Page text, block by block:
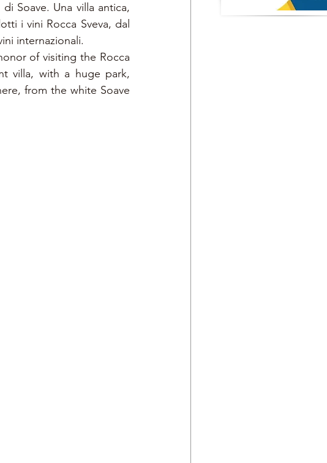
Soave. Una villa antica,
i vini Rocca Sveva, dal
internazionali.
of visiting the Rocca
villa, with a huge park,
from the white Soave